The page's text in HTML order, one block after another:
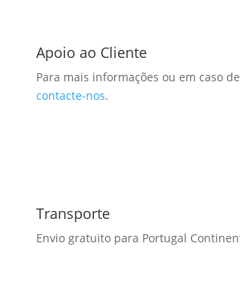
Apoio ao Cliente
Para mais informações ou em caso
contacte-nos.
Transporte
Envio gratuito para Portugal